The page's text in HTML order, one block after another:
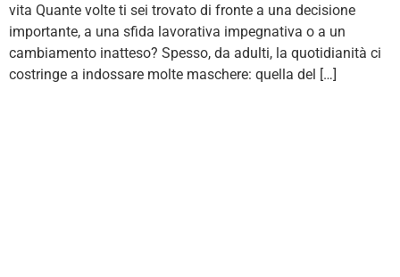
vita Quante volte ti sei trovato di fronte a una decisione
importante, a una sfida lavorativa impegnativa o a un
cambiamento inatteso? Spesso, da adulti, la quotidianità ci
costringe a indossare molte maschere: quella del […]